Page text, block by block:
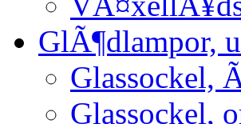
GlÃ¶dlampor,
Glassockel,
Glassockel,